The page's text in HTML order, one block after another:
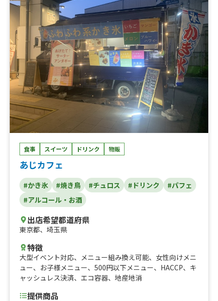
食事 スイーツ ドリンク 物販
あじカフェ
#かき氷 #焼き鳥 #チュロス #ドリンク
#パフェ
#アルコール・お酒
出店希望都道府県
東京都、 埼玉県
特徴
大型イベント対応、 メニュー組み換え可能、 女性向けメニ
ュー、 お子様メニュー、 500円以下メニュー、 HACCP、 キ
ャッシュレス決済、 エコ容器、 地産地消
提供商品